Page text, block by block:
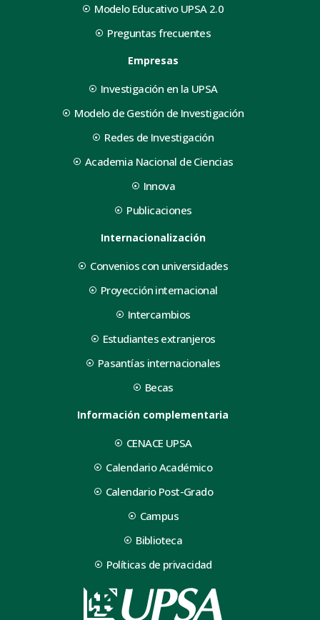
Modelo Educativo UPSA 2.0
Preguntas frecuentes
Empresas
Investigación en la UPSA
Modelo de Gestión de Investigación
Redes de Investigación
Academia Nacional de Ciencias
Innova
Publicaciones
Internacionalización
Convenios con universidades
Proyección internacional
Intercambios
Estudiantes extranjeros
Pasantías internacionales
Becas
Información complementaria
CENACE UPSA
Calendario Académico
Calendario Post-Grado
Campus
Biblioteca
Políticas de privacidad